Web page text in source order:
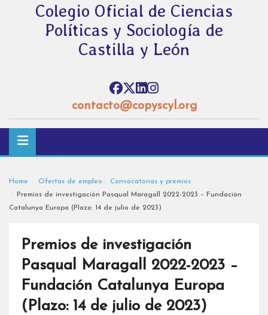
Colegio Oficial de Ciencias
Políticas y Sociología de
Castilla y León
contacto@copyscyl.org
Home Ofertas de empleo
Convocatorias y premios
Premios de investigación Pasqual Maragall 2022-2023 – Fundación
Catalunya Europa (Plazo: 14 de julio de 2023)
Premios de investigación
Pasqual Maragall 2022-2023 –
Fundación Catalunya Europa
(Plazo: 14 de julio de 2023)